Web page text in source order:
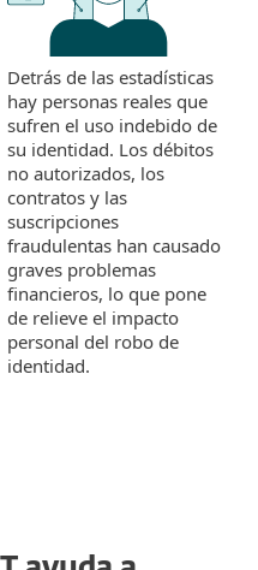
Detrás de las estadísticas
hay personas reales que
sufren el uso indebido de
su identidad. Los débitos
no autorizados, los
contratos y las
suscripciones
fraudulentas han causado
graves problemas
financieros, lo que pone
de relieve el impacto
personal del robo de
identidad.